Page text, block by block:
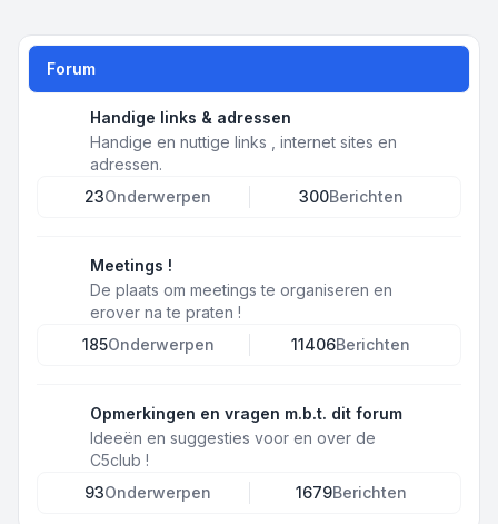
Forum
Handige links & adressen
Handige en nuttige links , internet sites en
adressen.
23Onderwerpen 300Berichten
Meetings !
De plaats om meetings te organiseren en
erover na te praten !
185Onderwerpen 11406Berichten
Opmerkingen en vragen m.b.t. dit forum
Ideeën en suggesties voor en over de
C5club !
93Onderwerpen 1679Berichten